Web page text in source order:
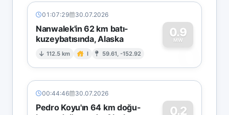
01:07:29 30.07.2026
Nanwalek'in 62 km batı-
kuzeybatısında, Alaska
112.5 km I 59.61, -152.92
0.9
MW
0
00:44:46 30.07.2026
Pedro Koyu'ın 64 km doğu-
0.2